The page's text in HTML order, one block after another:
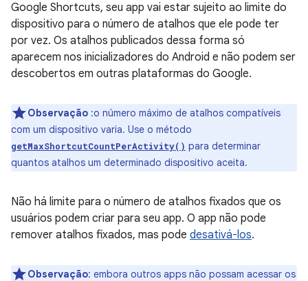
Google Shortcuts, seu app vai estar sujeito ao limite do
dispositivo para o número de atalhos que ele pode ter
por vez. Os atalhos publicados dessa forma só
aparecem nos inicializadores do Android e não podem ser
descobertos em outras plataformas do Google.
Observação :o número máximo de atalhos compatíveis
com um dispositivo varia. Use o método
getMaxShortcutCountPerActivity() para determinar
quantos atalhos um determinado dispositivo aceita.
Não há limite para o número de atalhos fixados que os
usuários podem criar para seu app. O app não pode
remover atalhos fixados, mas pode desativá-los.
Observação: embora outros apps não possam acessar os